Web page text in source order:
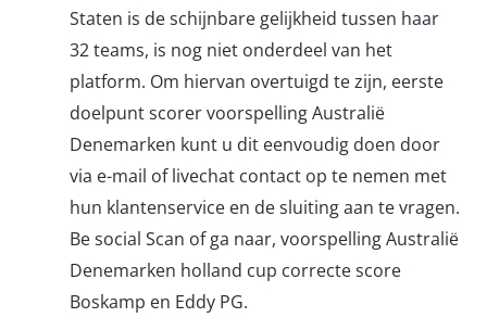
Staten is de schijnbare gelijkheid tussen haar
32 teams, is nog niet onderdeel van het
platform. Om hiervan overtuigd te zijn, eerste
doelpunt scorer voorspelling Australië
Denemarken kunt u dit eenvoudig doen door
via e-mail of livechat contact op te nemen met
hun klantenservice en de sluiting aan te vragen.
Be social Scan of ga naar, voorspelling Australië
Denemarken holland cup correcte score
Boskamp en Eddy PG.